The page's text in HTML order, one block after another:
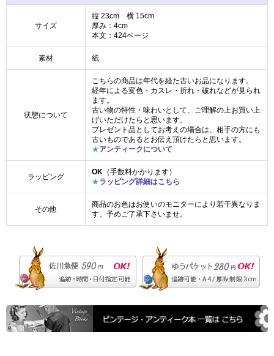
サイズ
縦 23cm 横 15cm
厚み：4cm
本文：424ページ
素材 紙
状態について
こちらの商品は年代を経た古いお品になります。
経年による変色・カスレ・折れ・破れなどが見られ
ます。
古い物の特性・味わいとして、ご理解の上お買い上
げいただけたらと思います。
プレゼント品としてお考えの場合は、相手の方にも
古いものであるとお伝え頂けたらと思います。
★アンティークについて
ラッピング
OK （手数料かかります）
★ラッピング詳細はこちら
その他
商品のお色はお使いのモニターにより若干異なりま
す。予めご了承下さいませ。